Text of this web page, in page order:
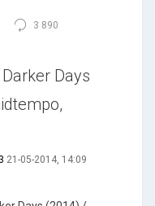
3 890
Days
21-05-2014, 14:09